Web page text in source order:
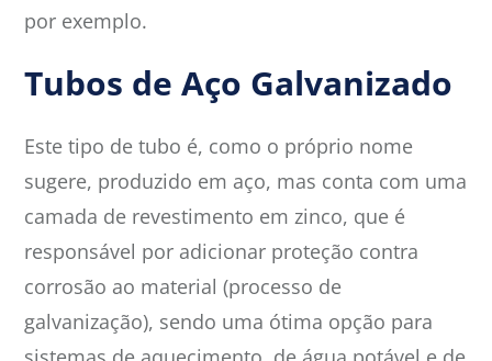
por exemplo.
Tubos de Aço Galvanizado
Este tipo de tubo é, como o próprio nome
sugere, produzido em aço, mas conta com uma
camada de revestimento em zinco, que é
responsável por adicionar proteção contra
corrosão ao material (processo de
galvanização), sendo uma ótima opção para